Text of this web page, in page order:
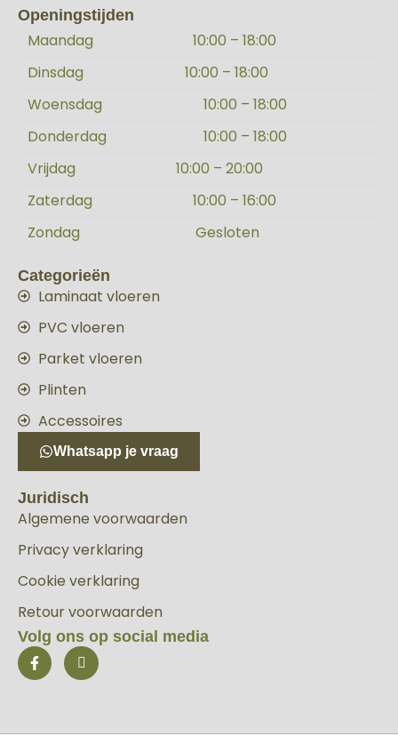
Openingstijden
Maandag
10:00 – 18:00
Dinsdag
10:00 – 18:00
Woensdag
10:00 – 18:00
Donderdag
10:00 – 18:00
Vrijdag
10:00 – 20:00
Zaterdag
10:00 – 16:00
Zondag
Gesloten
Categorieën
Laminaat vloeren
PVC vloeren
Parket vloeren
Plinten
Accessoires
Whatsapp je vraag
Juridisch
Algemene voorwaarden
Privacy verklaring
Cookie verklaring
Retour voorwaarden
Volg ons op social media